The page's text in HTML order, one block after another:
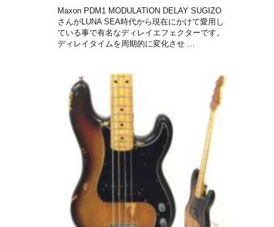
Maxon PDM1 MODULATION DELAY SUGIZO
さんがLUNA SEA時代から現在にかけて愛用し
ている事で有名なディレイエフェクターです。
ディレイタイムを周期的に変化させ …